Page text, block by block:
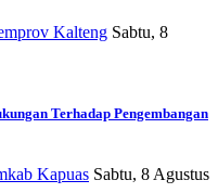
Kalteng Sabtu, 8
Terhadap Pengembangan
Kapuas Sabtu, 8 Agustus